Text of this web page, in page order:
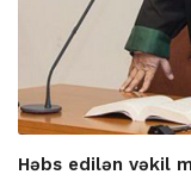
Həbs edilən vəkil